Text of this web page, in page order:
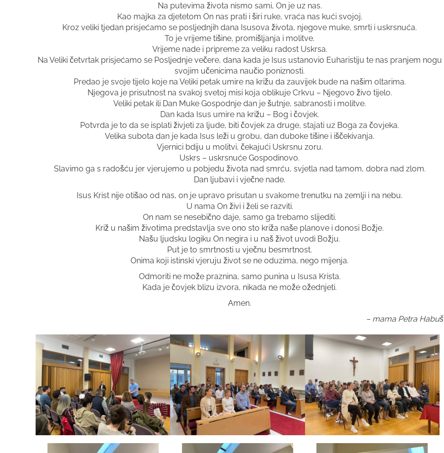
Na putevima života nismo sami, On je uz nas.
Kao majka za djetetom On nas prati i širi ruke, vraća nas kući svojoj.
Kroz veliki tjedan prisjećamo se posljednjih dana Isusova života, njegove muke, smrti i uskrsnuća.
To je vrijeme tišine, promišljanja i molitve.
Vrijeme nade i pripreme za veliku radost Uskrsa.
Na Veliki četvrtak prisjećamo se Posljednje večere, dana kada je Isus ustanovio Euharistiju te nas pranjem nogu
svojim učenicima naučio poniznosti.
Predao je svoje tijelo koje na Veliki petak umire na križu da zauvijek bude na našim oltarima.
Njegova je prisutnost na svakoj svetoj misi koja oblikuje Crkvu – Njegovo živo tijelo.
Veliki petak ili Dan Muke Gospodnje dan je šutnje, sabranosti i molitve.
Dan kada Isus umire na križu – Bog i čovjek.
Potvrda je to da se isplati živjeti za ljude, biti čovjek za druge, stajati uz Boga za čovjeka.
Velika subota dan je kada Isus leži u grobu, dan duboke tišine i iščekivanja.
Vjernici bdiju u molitvi, čekajući Uskrsnu zoru.
Uskrs – uskrsnuće Gospodinovo.
Slavimo ga s radošću jer vjerujemo u pobjedu života nad smrću, svjetla nad tamom, dobra nad zlom.
Dan ljubavi i vječne nade.
Isus Krist nije otišao od nas, on je upravo prisutan u svakome trenutku na zemlji i na nebu.
U nama On živi i želi se razviti.
On nam se nesebično daje, samo ga trebamo slijediti.
Križ u našim životima predstavlja sve ono sto križa naše planove i donosi Božje.
Našu ljudsku logiku On negira i u naš život uvodi Božju.
Put je to smrtnosti u vječnu besmrtnost.
Onima koji istinski vjeruju život se ne oduzima, nego mijenja.
Odmoriti ne može praznina, samo punina u Isusa Krista.
Kada je čovjek blizu izvora, nikada ne može ožednjeti.
Amen.
– mama Petra Habuš